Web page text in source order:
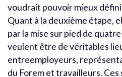
voudrait pouvoir mieux
Quant à la deuxième étape,
par la mise sur pied de
veulent être de véritables
entreemployeurs,
du Forem et travailleurs.